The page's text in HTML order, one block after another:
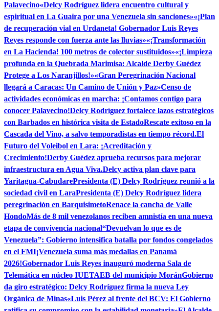
Palavecino«Delcy Rodríguez lidera encuentro cultural y
espiritual en La Guaira por una Venezuela sin sanciones»«¡Plan
de recuperación vial en Urdaneta! Gobernador Luis Reyes
Reyes responde con fuerza ante las lluvias»«¡Transformación
en La Hacienda! 100 metros de colector sustituidos»«¡Limpieza
profunda en la Quebrada Marimisa: Alcalde Derby Guédez
Protege a Los Naranjillos!»«Gran Peregrinación Nacional
llegará a Caracas: Un Camino de Unión y Paz»Censo de
actividades económicas en marcha: ¡Contamos contigo para
conocer Palavecino!Delcy Rodríguez fortalece lazos estratégicos
con Barbados en histórica visita de EstadoRescate exitoso en la
Cascada del Vino, a salvo temporadistas en tiempo récord.El
Futuro del Voleibol en Lara: ¡Acreditación y
Crecimiento!Derby Guédez aprueba recursos para mejorar
infraestructura en Agua Viva.Delcy activa plan clave para
Yaritagua-CabudarePresidenta (E) Delcy Rodríguez reunió a la
sociedad civil en LaraPresidenta (E) Delcy Rodríguez lidera
peregrinación en BarquisimetoRenace la cancha de Valle
HondoMás de 8 mil venezolanos reciben amnistía en una nueva
etapa de convivencia nacional“Devuelvan lo que es de
Venezuela”: Gobierno intensifica batalla por fondos congelados
en el FMI¡Venezuela suma más medallas en Panamá
2026!Gobernador Luis Reyes inauguró moderna Sala de
Telemática en núcleo IUETAEB del municipio MoránGobierno
da giro estratégico: Delcy Rodríguez firma la nueva Ley
Orgánica de Minas«Luis Pérez al frente del BCV: El Gobierno